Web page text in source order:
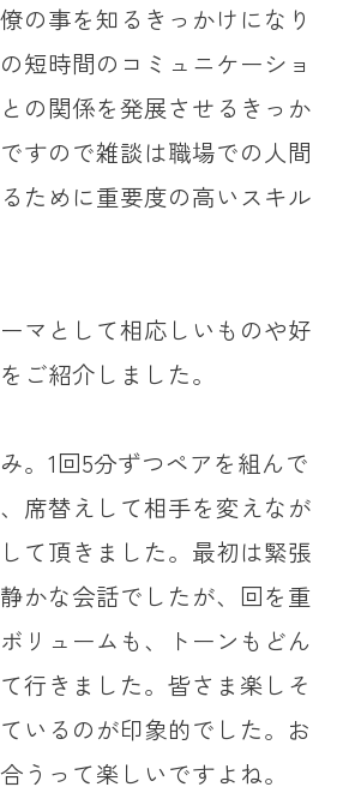
の事を知るきっかけになり
短時間のコミュニケーショ
の関係を発展させるきっか
すので雑談は職場での人間
ために重要度の高いスキル
マとして相応しいものや好
ご紹介しました。
。1回5分ずつペアを組んで
席替えして相手を変えなが
て頂きました。最初は緊張
かな会話でしたが、回を重
リュームも、トーンもどん
行きました。皆さま楽しそ
いるのが印象的でした。お
うって楽しいですよね。